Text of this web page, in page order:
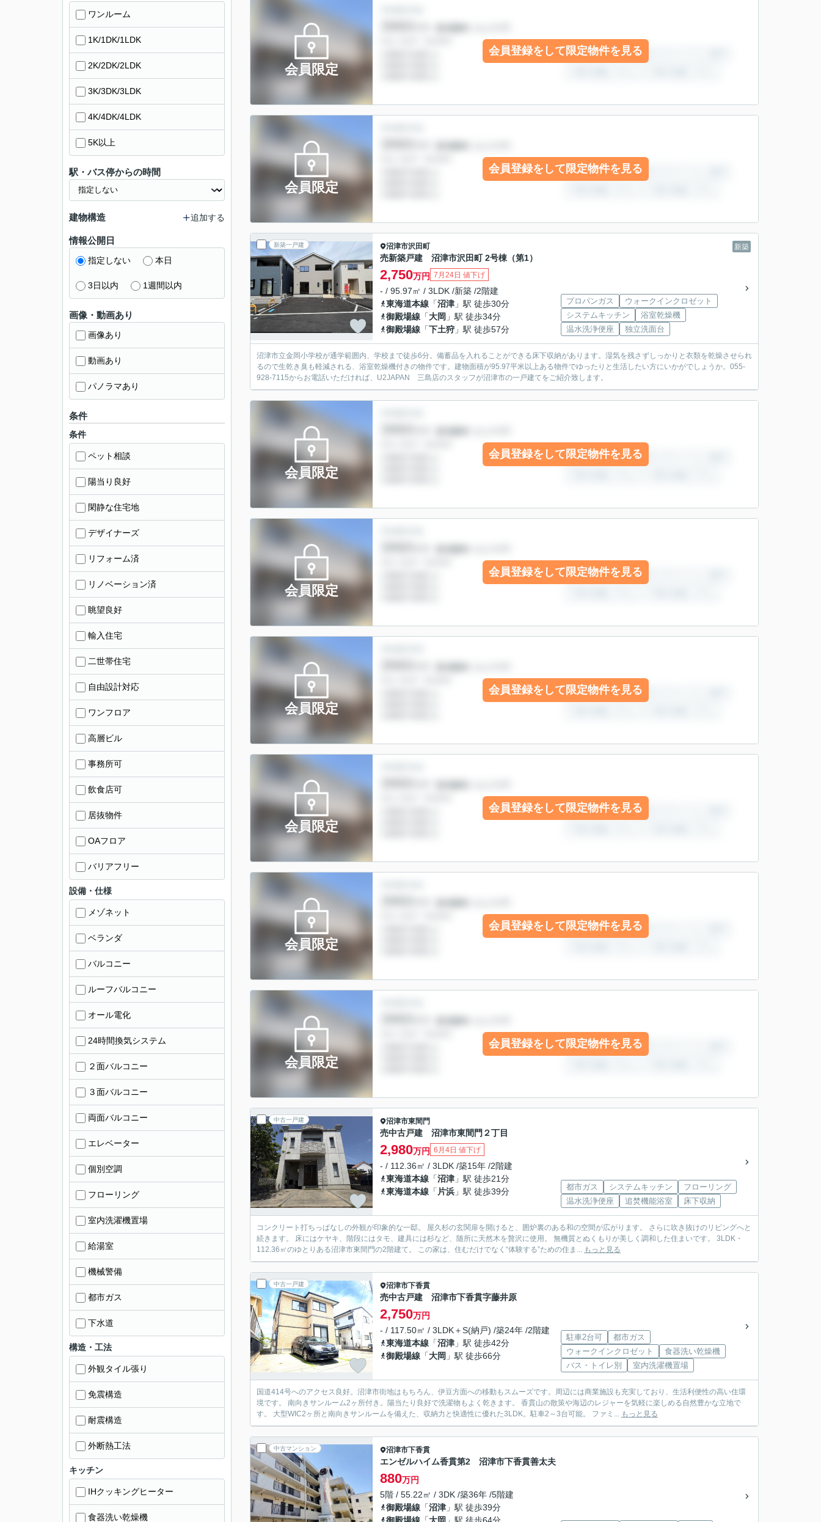
会員限定
会員登録をして限定物件を見る
会員限定
会員登録をして限定物件を見る
新築一戸建 新築
沼津市沢田町
売新築戸建 沼津市沢田町 2号棟（第1）
2,750万円 7月24日 値下げ
- / 95.97㎡ / 3LDK /新築 /2階建
東海道本線 「沼津 」駅 徒歩30分
御殿場線 「大岡 」駅 徒歩34分
御殿場線 「下土狩 」駅 徒歩57分
プロパンガス
ウォークインクロゼット
システムキッチン
浴室乾燥機
温水洗浄便座
独立洗面台
沼津市立金岡小学校が通学範囲内、学校まで徒歩6分。備蓄品を入れることができる床下収納があります。湿気を残さずしっかりと衣類を乾燥させられ
るので生乾き臭も軽減される、浴室乾燥機付きの物件です。建物面積が95.97平米以上ある物件でゆったりと生活したい方にいかがでしょうか。055-
928-7115からお電話いただければ、U2JAPAN 三島店のスタッフが沼津市の一戸建てをご紹介致します。
会員限定
会員登録をして限定物件を見る
会員限定
会員登録をして限定物件を見る
会員限定
会員登録をして限定物件を見る
会員限定
会員登録をして限定物件を見る
会員限定
会員登録をして限定物件を見る
会員限定
会員登録をして限定物件を見る
中古一戸建 沼津市東間門
売中古戸建 沼津市東間門２丁目
2,980万円 6月4日 値下げ
- / 112.36㎡ / 3LDK /築15年 /2階建
東海道本線 「沼津 」駅 徒歩21分
東海道本線 「 片浜 」駅 徒歩39分 都市ガス システムキッチン
フローリング
温水洗浄便座
追焚機能浴室 床下収納
コンクリート打ちっぱなしの外観が印象的な一邸。 屋久杉の玄関扉を開けると、囲炉裏のある和の空間が広がります。 さらに吹き抜けのリビングへと
続きます。 床にはケヤキ、階段にはタモ、建具には杉など、随所に天然木を贅沢に使用。 無機質とぬくもりが美しく調和した住まいです。 3LDK・
112.36㎡のゆとりある沼津市東間門の2階建て。 この家は、住むだけでなく“体験する”ための住ま... もっと見る
中古一戸建 沼津市下香貫
売中古戸建 沼津市下香貫字藤井原
2,750万円
- / 117.50㎡ / 3LDK＋S(納戸) /築24年 /2階建
東海道本線 「沼津 」駅 徒歩42分
御殿場線 「大岡 」駅 徒歩66分
駐車2台可
都市ガス
ウォークインクロゼット
食器洗い乾燥機
バス・トイレ別
室内洗濯機置場
国道414号へのアクセス良好。沼津市街地はもちろん、伊豆方面への移動もスムーズです。周辺には商業施設も充実しており、生活利便性の高い住環
境です。 南向きサンルーム2ヶ所付き。陽当たり良好で洗濯物もよく乾きます。 香貫山の散策や海辺のレジャーを気軽に楽しめる自然豊かな立地で
す。 大型WIC2ヶ所と南向きサンルームを備えた、収納力と快適性に優れた3LDK。駐車2～3台可能。 ファミ... もっと見る
中古マンション 沼津市下香貫
エンゼルハイム香貫第2 沼津市下香貫善太夫
880万円
5階 / 55.22㎡ / 3DK /築36年 /5階建
御殿場線 「沼津 」駅 徒歩39分
ワンルーム
1K/1DK/1LDK
2K/2DK/2LDK
3K/3DK/3LDK
4K/4DK/4LDK
5K以上
駅・バス停からの時間
建物構造 追加する
情報公開日
指定しない 本日
3日以内 1週間以内
画像・動画あり
画像あり
動画あり
パノラマあり
条件
条件
ペット相談
陽当り良好
閑静な住宅地
デザイナーズ
リフォーム済
リノベーション済
眺望良好
輸入住宅
二世帯住宅
自由設計対応
ワンフロア
高層ビル
事務所可
飲食店可
居抜物件
OAフロア
バリアフリー
設備・仕様
メゾネット
ベランダ
バルコニー
ルーフバルコニー
オール電化
24時間換気システム
２面バルコニー
３面バルコニー
両面バルコニー
エレベーター
個別空調
フローリング
室内洗濯機置場
給湯室
機械警備
都市ガス
下水道
構造・工法
外観タイル張り
免震構造
耐震構造
外断熱工法
キッチン
IHクッキングヒーター
食器洗い乾燥機